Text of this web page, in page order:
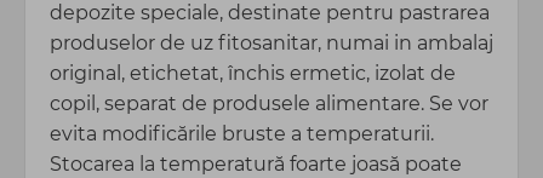
depozite speciale, destinate pentru pastrarea
produselor de uz fitosanitar, numai in ambalaj
original, etichetat, închis ermetic, izolat de
copil, separat de produsele alimentare. Se vor
evita modificările bruste a temperaturii.
Stocarea la temperatură foarte joasă poate